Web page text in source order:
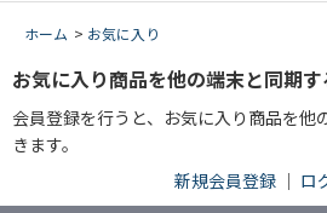
ホーム > お気に入り
お気に入り商品を他の端末と同期す
会員登録を行うと、お気に入り商品を他
きます。
新規会員登録 ｜ ロ